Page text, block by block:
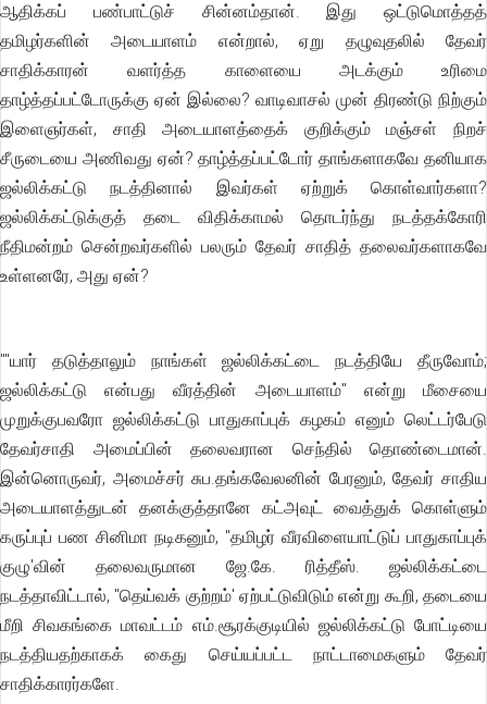
ஆதிக்கப் பண்பாட்டுச் சின்னம்தான். இது ஒட்டுமொத்தத்
தமிழர்களின் அடையாளம் என்றால், ஏறு தழுவுதலில் தேவர்
சாதிக்காரன் வளர்த்த காளையை அடக்கும் உரிமை
தாழ்த்தப்பட்டோருக்கு ஏன் இல்லை? வாடிவாசல் முன் திரண்டு நிற்கும்
இளைஞர்கள், சாதி அடையாளத்தைக் குறிக்கும் மஞ்சள் நிறச்
சீருடையை அணிவது ஏன்? தாழ்த்தப்பட்டோர் தாங்களாகவே தனியாக
ஜல்லிக்கட்டு நடத்தினால் இவர்கள் ஏற்றுக் கொள்வார்களா?
ஜல்லிக்கட்டுக்குத் தடை விதிக்காமல் தொடர்ந்து நடத்தக்கோரி
நீதிமன்றம் சென்றவர்களில் பலரும் தேவர் சாதித் தலைவர்களாகவே
உள்ளனரே, அது ஏன்?
""யார் தடுத்தாலும் நாங்கள் ஜல்லிக்கட்டை நடத்தியே தீருவோம்;
ஜல்லிக்கட்டு என்பது வீரத்தின் அடையாளம்'' என்று மீசையை
முறுக்குபவரோ ஜல்லிக்கட்டு பாதுகாப்புக் கழகம் எனும் லெட்டர்பேடு
தேவர்சாதி அமைப்பின் தலைவரான செந்தில் தொண்டைமான்.
இன்னொருவர், அமைச்சர் சுப.தங்கவேலனின் பேரனும், தேவர் சாதிய
அடையாளத்துடன் தனக்குத்தானே கட்அவுட் வைத்துக் கொள்ளும்
கருப்புப் பண சினிமா நடிகனும், "தமிழர் வீரவிளையாட்டுப் பாதுகாப்புக்
குழு'வின் தலைவருமான ஜே.கே. ரித்தீஸ். ஜல்லிக்கட்டை
நடத்தாவிட்டால், "தெய்வக் குற்றம்' ஏற்பட்டுவிடும் என்று கூறி, தடையை
மீறி சிவகங்கை மாவட்டம் எம்.சூரக்குடியில் ஜல்லிக்கட்டு போட்டியை
நடத்தியதற்காகக் கைது செய்யப்பட்ட நாட்டாமைகளும் தேவர்
சாதிக்காரர்களே.